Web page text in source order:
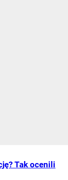
Tak ocenili